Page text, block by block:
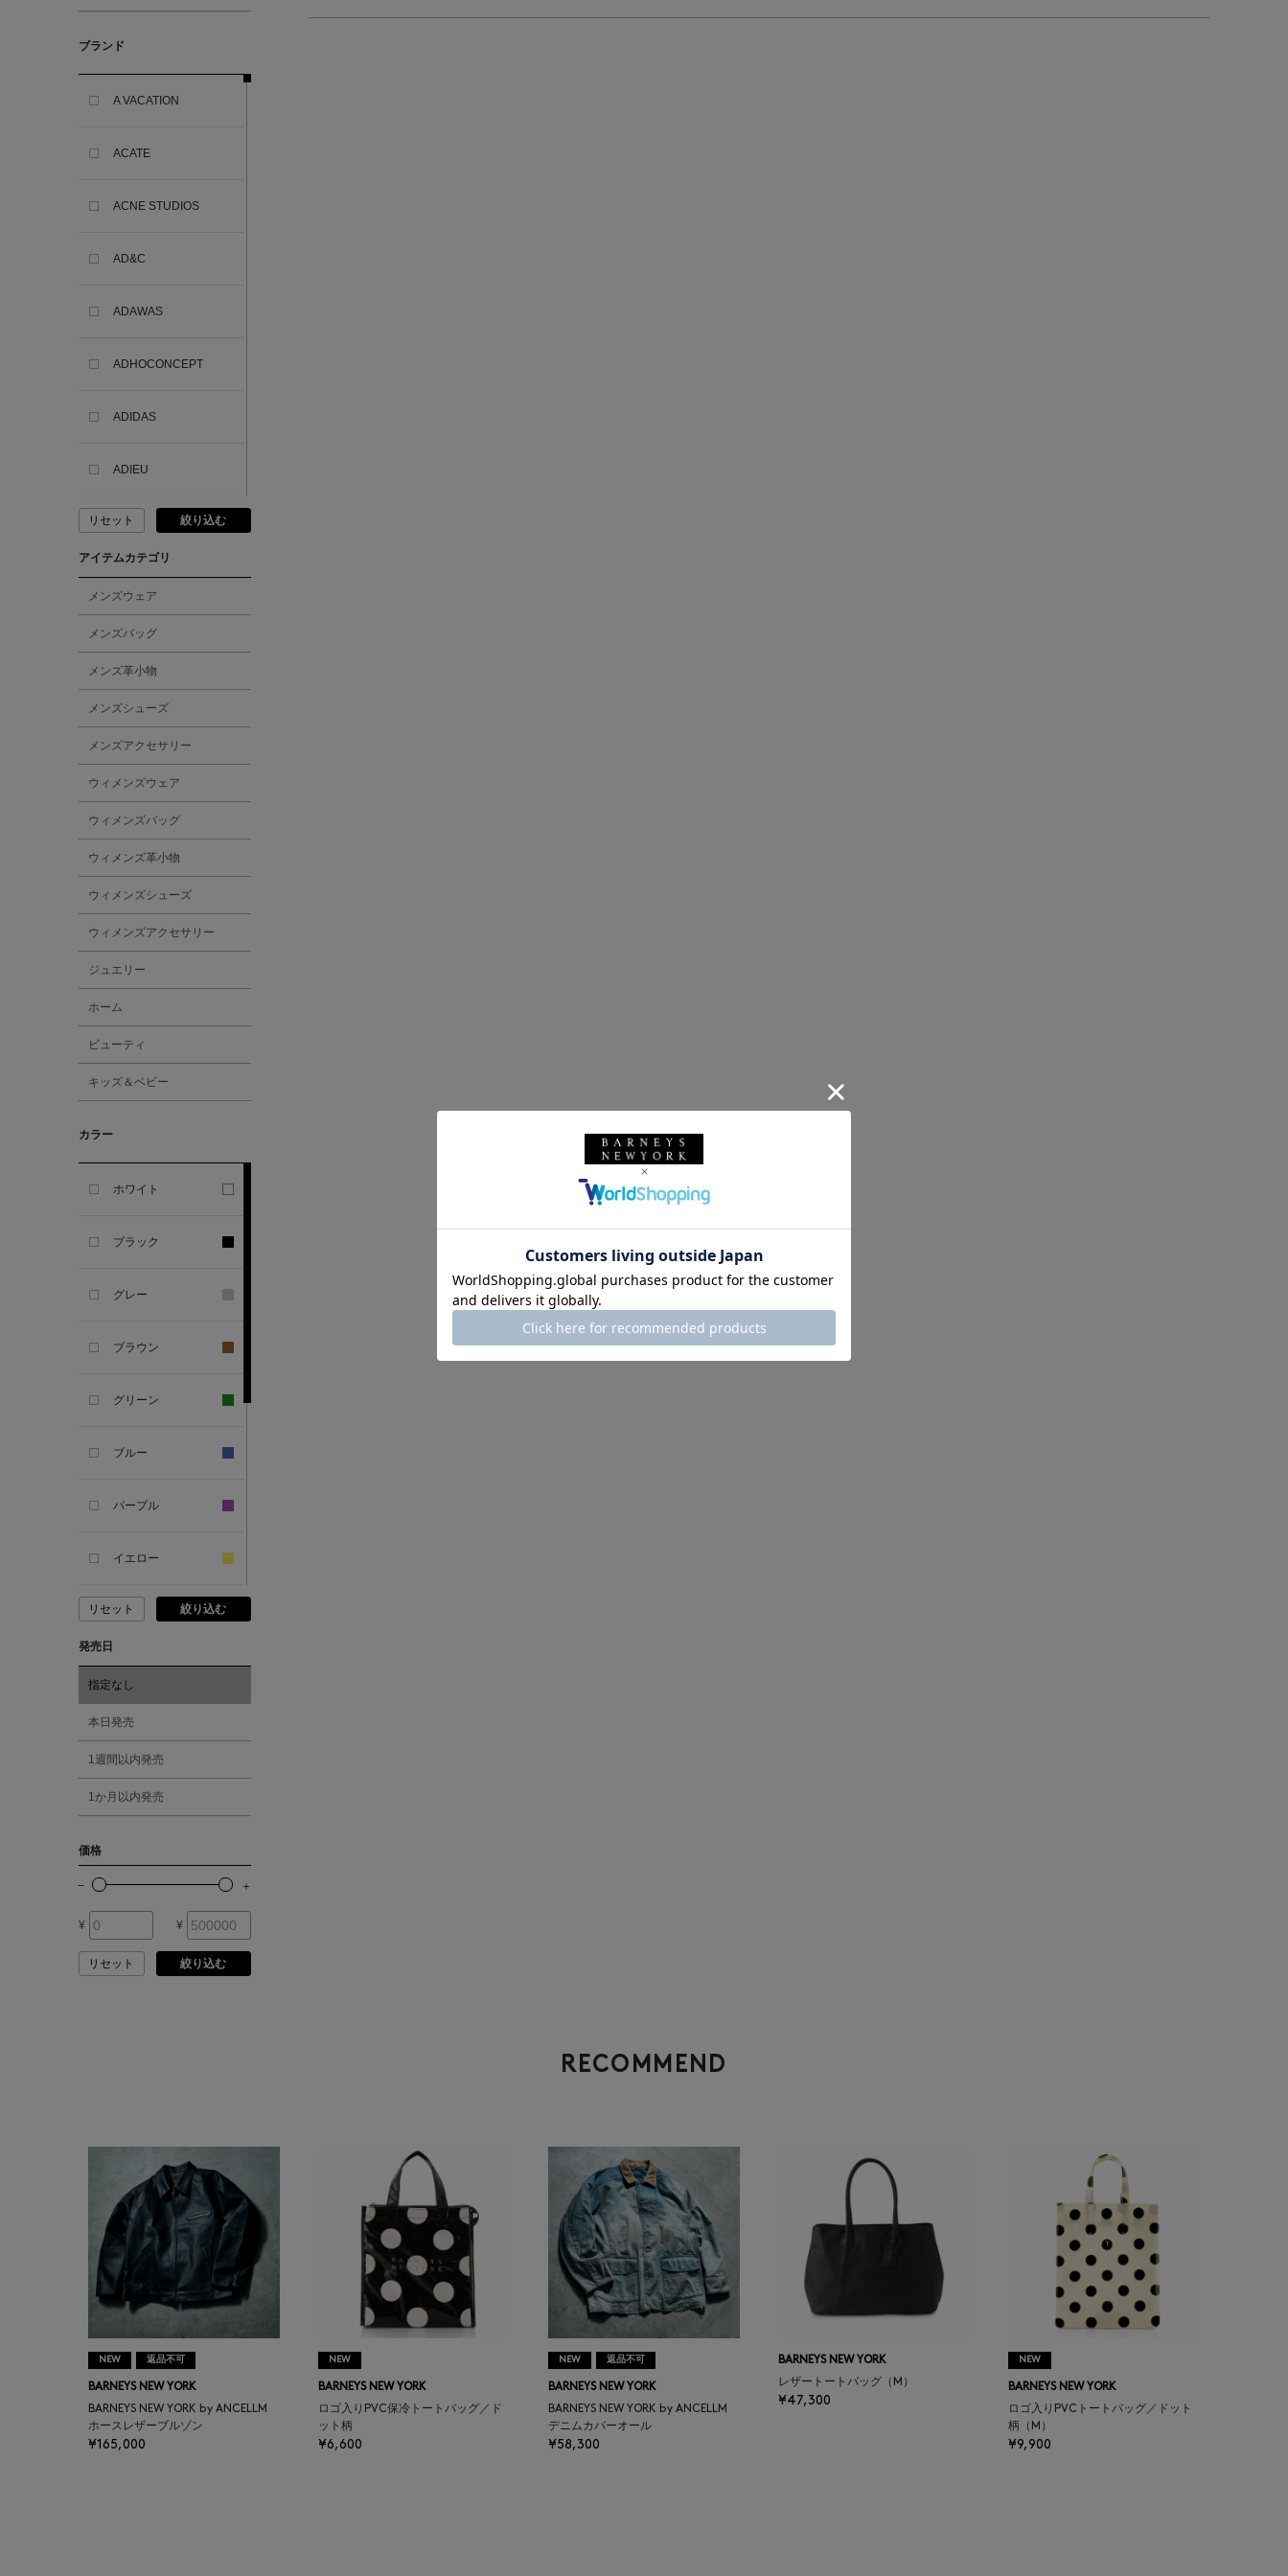
ブランド
A VACATION
ACATE
ACNE STUDIOS
AD&C
ADAWAS
ADHOCONCEPT
ADIDAS
ADIEU
ADLIN HUE
ADVISORY BOARD
CRYSTALS
AKIKO OGAWA.
ALBERT THURSTON
ALESSANDRO
GHERARDI
ALL THE WAYS TO SAY
ALPO
AMIRI
ANCELLM
ANCIENT GREEK
ASAUCE MELER
FIRENZE
BAKUNE
BALENCIAGA
BARBA
BARNEYS NEWYORK
BEAUTY
BASERANGE
リセット 絞り込む
アイテムカテゴリ
メンズウェア
メンズバッグ
メンズ革小物
メンズシューズ
メンズアクセサリー
ウィメンズウェア
ウィメンズバッグ
ウィメンズ革小物
ウィメンズシューズ
ウィメンズアクセサリー
ジュエリー
ホーム
ビューティ
キッズ＆ベビー
カラー
ホワイト
ブラック
グレー
ブラウン
グリーン
ブルー
パープル
イエロー
ピンク
レッド
オレンジ
シルバー
リセット 絞り込む
発売日
指定なし
本日発売
1週間以内発売
1か月以内発売
価格
¥ ¥
リセット 絞り込む
RECOMMEND
NEW 返品不可
BARNEYS NEW YORK
BARNEYS NEW YORK by ANCELLM
ホースレザーブルゾン
¥165,000
NEW
BARNEYS NEW YORK
ロゴ入りPVC保冷トートバッグ／ド
ット柄
¥6,600
NEW 返品不可
BARNEYS NEW YORK
BARNEYS NEW YORK by ANCELLM
デニムカバーオール
¥58,300
BARNEYS NEW YORK
レザートートバッグ（M）
¥47,300
NEW
BARNEYS NEW YORK
ロゴ入りPVCトートバッグ／ドット
柄（M）
¥9,900